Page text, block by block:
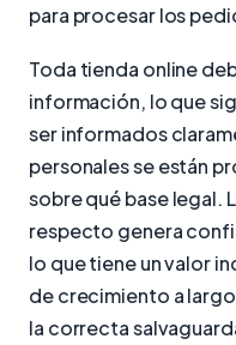
para procesar los
Toda tienda online
información, lo que
ser informados
personales se están
sobre qué base legal.
respecto genera
lo que tiene un valor
de crecimiento a
la correcta